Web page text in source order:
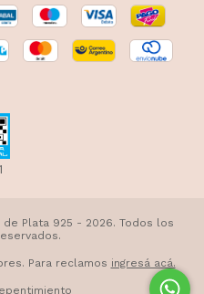
Plata 925 - 2026. Todos los
Para reclamos ingresá acá.